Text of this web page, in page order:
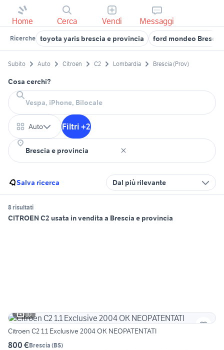
Home Cerca Vendi Messaggi
Ricerche toyota yaris brescia e provincia ford mondeo
Subito Auto Citroen C2 Lombardia Brescia (Prov)
Cosa cerchi?
Auto Filtri +2
Salva ricerca Dal più rilevante
8 risultati
CITROEN C2 usata in vendita a Brescia e provincia
10
Citroen C2 1.1 Exclusive 2004 OK NEOPATENTATI
800 €Brescia (BS)